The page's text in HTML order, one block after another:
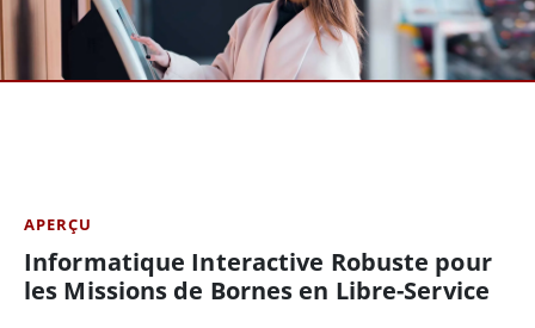
APERÇU
Informatique Interactive Robuste pour
les Missions de Bornes en Libre-Service